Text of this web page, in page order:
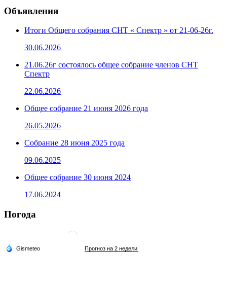
Объявления
Итоги Общего собрания СНТ « Спектр » от 21-06-26г.
30.06.2026
21.06.26г состоялось общее собрание членов СНТ
Спектр
22.06.2026
Общее собрание 21 июня 2026 года
26.05.2026
Собрание 28 июня 2025 года
09.06.2025
Общее собрание 30 июня 2024
17.06.2024
Погода